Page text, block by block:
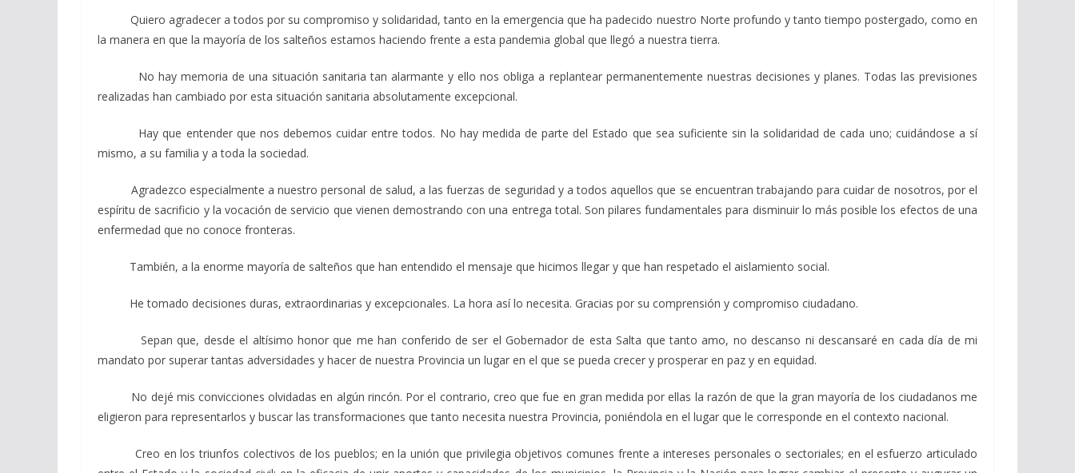
Quiero agradecer a todos por su compromiso y solidaridad, tanto en la emergencia que ha padecido nuestro Norte profundo y tanto tiempo postergado, como en
la manera en que la mayoría de los salteños estamos haciendo frente a esta pandemia global que llegó a nuestra tierra.
No hay memoria de una situación sanitaria tan alarmante y ello nos obliga a replantear permanentemente nuestras decisiones y planes. Todas las previsiones
realizadas han cambiado por esta situación sanitaria absolutamente excepcional.
Hay que entender que nos debemos cuidar entre todos. No hay medida de parte del Estado que sea suficiente sin la solidaridad de cada uno; cuidándose a sí
mismo, a su familia y a toda la sociedad.
Agradezco especialmente a nuestro personal de salud, a las fuerzas de seguridad y a todos aquellos que se encuentran trabajando para cuidar de nosotros, por el
espíritu de sacrificio y la vocación de servicio que vienen demostrando con una entrega total. Son pilares fundamentales para disminuir lo más posible los efectos de una
enfermedad que no conoce fronteras.
También, a la enorme mayoría de salteños que han entendido el mensaje que hicimos llegar y que han respetado el aislamiento social.
He tomado decisiones duras, extraordinarias y excepcionales. La hora así lo necesita. Gracias por su comprensión y compromiso ciudadano.
Sepan que, desde el altísimo honor que me han conferido de ser el Gobernador de esta Salta que tanto amo, no descanso ni descansaré en cada día de mi
mandato por superar tantas adversidades y hacer de nuestra Provincia un lugar en el que se pueda crecer y prosperar en paz y en equidad.
No dejé mis convicciones olvidadas en algún rincón. Por el contrario, creo que fue en gran medida por ellas la razón de que la gran mayoría de los ciudadanos me
eligieron para representarlos y buscar las transformaciones que tanto necesita nuestra Provincia, poniéndola en el lugar que le corresponde en el contexto nacional.
Creo en los triunfos colectivos de los pueblos; en la unión que privilegia objetivos comunes frente a intereses personales o sectoriales; en el esfuerzo articulado